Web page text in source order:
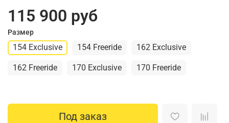
115 900 руб
Размер
154 Exclusive 154 Freeride 162 Exclusive
162 Freeride 170 Exclusive 170 Freeride
Под заказ